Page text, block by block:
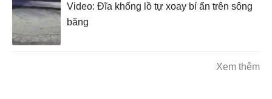
Video: Đĩa khổng lồ tự xoay bí ẩn trên sông
băng
Xem thêm